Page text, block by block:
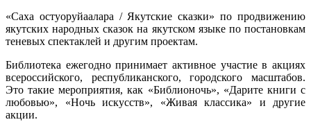
«Саха остуоруйаалара / Якутские сказки» по продвижению
якутских народных сказок на якутском языке по постановкам
теневых спектаклей и другим проектам.
Библиотека ежегодно принимает активное участие в акциях
всероссийского, республиканского, городского масштабов.
Это такие мероприятия, как «Библионочь», «Дарите книги с
любовью», «Ночь искусств», «Живая классика» и другие
акции.